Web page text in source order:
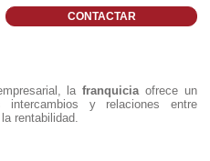
CONTACTAR
la franquicia ofrece un
intercambios y relaciones entre
rentabilidad.